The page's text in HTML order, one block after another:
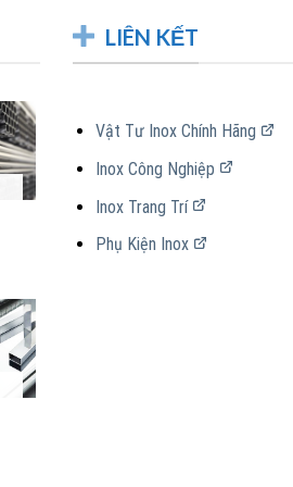
LIÊN KẾT
Vật Tư Inox Chính Hãng
Inox Công Nghiệp
Inox Trang Trí
Phụ Kiện Inox